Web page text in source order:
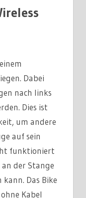
Dabei
nach links
Dies ist
um andere
auf sein
funktioniert
der Stange
Das Bike
Kabel